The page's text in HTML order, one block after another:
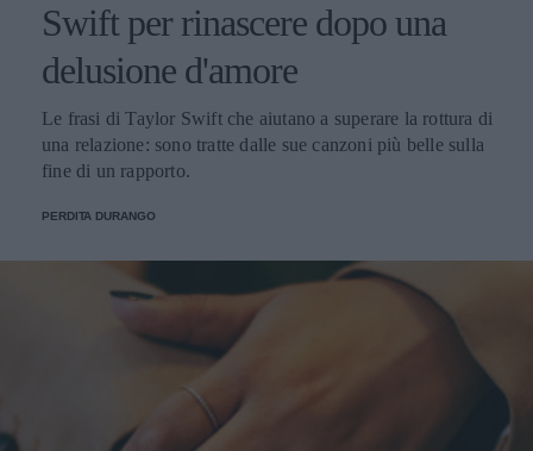
Swift per rinascere dopo una
delusione d'amore
Le frasi di Taylor Swift che aiutano a superare la rottura di
una relazione: sono tratte dalle sue canzoni più belle sulla
fine di un rapporto.
PERDITA DURANGO